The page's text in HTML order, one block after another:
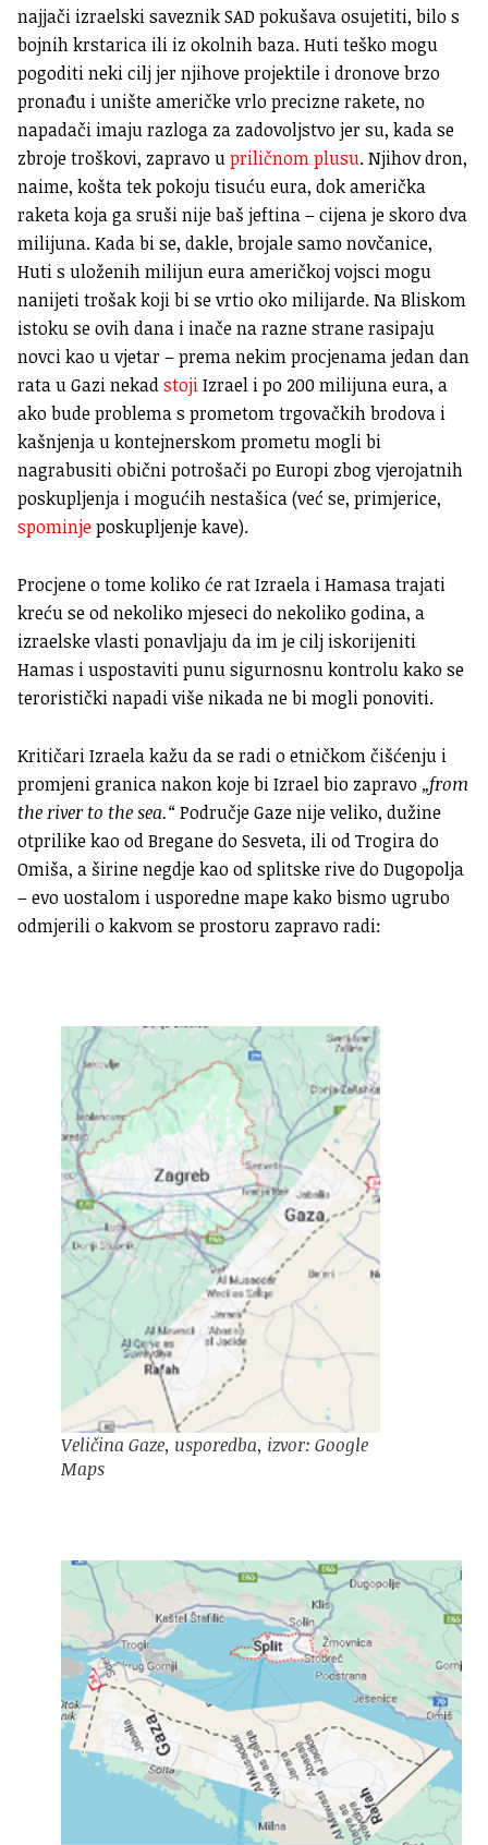
najjači izraelski saveznik SAD pokušava osujetiti, bilo s
bojnih krstarica ili iz okolnih baza. Huti teško mogu
pogoditi neki cilj jer njihove projektile i dronove brzo
pronađu i unište američke vrlo precizne rakete, no
napadači imaju razloga za zadovoljstvo jer su, kada se
zbroje troškovi, zapravo upriličnom plusu. Njihov dron,
naime, košta tek pokoju tisuću eura, dok američka
raketa koja ga sruši nije baš jeftina – cijena je skoro dva
milijuna. Kada bi se, dakle, brojale samo novčanice,
Huti s uloženih milijun eura američkoj vojsci mogu
nanijeti trošak koji bi se vrtio oko milijarde. Na Bliskom
istoku se ovih dana i inače na razne strane rasipaju
novci kao u vjetar – prema nekim procjenama jedan dan
rata u Gazi nekadstojiIzrael i po 200 milijuna eura, a
ako bude problema s prometom trgovačkih brodova i
kašnjenja u kontejnerskom prometu mogli bi
nagrabusiti obični potrošači po Europi zbog vjerojatnih
poskupljenja i mogućih nestašica (već se, primjerice,
spominjeposkupljenje kave).
Procjene o tome koliko će rat Izraela i Hamasa trajati
kreću se od nekoliko mjeseci do nekoliko godina, a
izraelske vlasti ponavljaju da im je cilj iskorijeniti
Hamas i uspostaviti punu sigurnosnu kontrolu kako se
teroristički napadi više nikada ne bi mogli ponoviti.
Kritičari Izraela kažu da se radi o etničkom čišćenju i
promjeni granica nakon koje bi Izrael bio zapravo „from
the river to the sea.“Područje Gaze nije veliko, dužine
otprilike kao od Bregane do Sesveta, ili od Trogira do
Omiša, a širine negdje kao od splitske rive do Dugopolja
– evo uostalom i usporedne mape kako bismo ugrubo
odmjerili o kakvom se prostoru zapravo radi:
Veličina Gaze, usporedba, izvor: Google
Maps